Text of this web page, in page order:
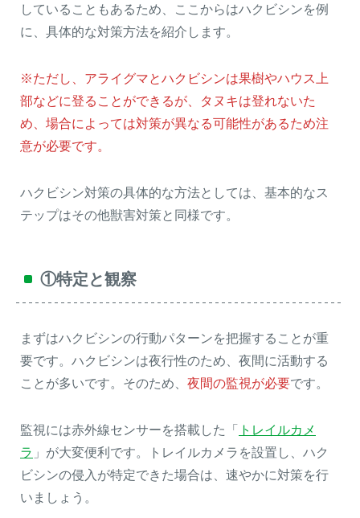
していることもあるため、ここからはハクビシンを例
に、具体的な対策方法を紹介します。
※ただし、アライグマとハクビシンは果樹やハウス上
部などに登ることができるが、タヌキは登れないた
め、場合によっては対策が異なる可能性があるため注
意が必要です。
ハクビシン対策の具体的な方法としては、基本的なス
テップはその他獣害対策と同様です。
①特定と観察
まずはハクビシンの行動パターンを把握することが重
要です。ハクビシンは夜行性のため、夜間に活動する
ことが多いです。そのため、 夜間の監視が必要です。
監視には赤外線センサーを搭載した「
トレイルカメ
ラ 」が大変便利です。トレイルカメラを設置し、ハク
ビシンの侵入が特定できた場合は、速やかに対策を行
いましょう。